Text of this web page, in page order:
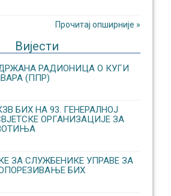
Прочитај опширније »
Вијести
РАДИОНИЦА О КУГИ
(ППР)
БИХ НА 93. ГЕНЕРАЛНОЈ
ОРГАНИЗАЦИЈЕ ЗА
ЗА СЛУЖБЕНИКЕ УПРАВЕ ЗА
БИХ